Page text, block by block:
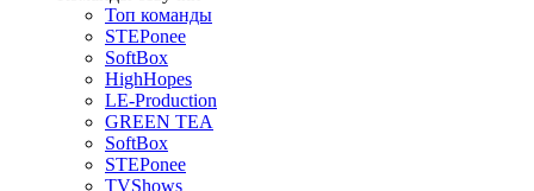
Топ команды
STEPonee
SoftBox
HighHopes
LE-Production
GREEN TEA
SoftBox
STEPonee
TVShows